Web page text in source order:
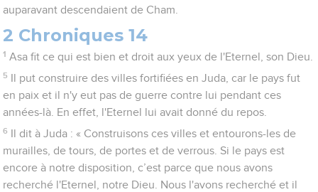
auparavant descendaient de Cham.
2 Chroniques 14
1 Asa fit ce qui est bien et droit aux yeux de l'Eternel, son Dieu.
5
Il put construire des villes fortifiées en Juda, car le pays fut
en paix et il n'y eut pas de guerre contre lui pendant ces
années-là. En effet, l'Eternel lui avait donné du repos.
6
Il dit à Juda : « Construisons ces villes et entourons-les de
murailles, de tours, de portes et de verrous. Si le pays est
encore à notre disposition, c’est parce que nous avons
recherché l'Eternel, notre Dieu. Nous l'avons recherché et il